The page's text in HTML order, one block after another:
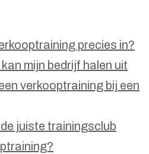
precies in?
mijn bedrijf halen uit
verkooptraining bij een
juiste trainingsclub